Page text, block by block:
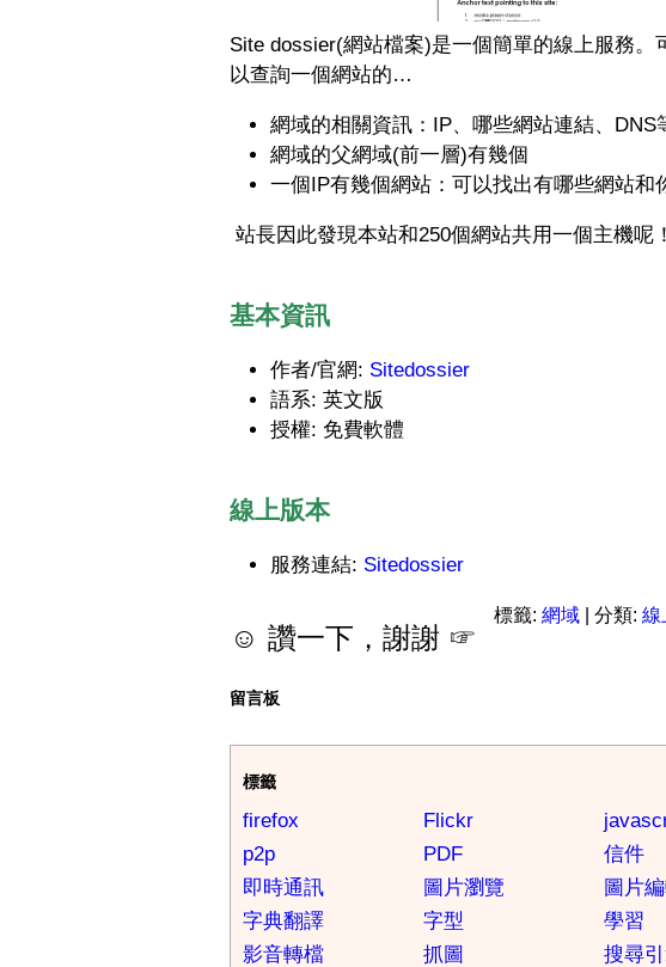
Site dossier(網站檔案)是一個簡單的線上服務
以查詢一個網站的…
網域的相關資訊：IP、哪些網站連結、DNS
網域的父網域(前一層)有幾個
一個IP有幾個網站：可以找出有哪些網站和
站長因此發現本站和250個網站共用一個主機呢！
基本資訊
作者/官網: Sitedossier
語系: 英文版
授權: 免費軟體
線上版本
服務連結: Sitedossier
☺ 讚一下，謝謝 ☞
標籤: 網域 | 分類: 線
留言板
標籤
firefox Flickr
p2p
PDF 信件
即時通訊
圖片瀏覽 圖片
字典翻譯
字型 學習
影音轉檔
抓圖 搜尋